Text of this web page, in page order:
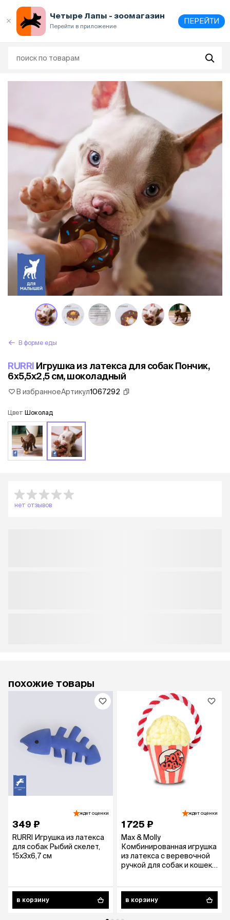
Четыре Лапы - зоомагазин
Перейти в приложение
ПЕРЕЙТИ
В форме еды
RURRI Игрушка из латекса для собак Пончик,
6х5,5х2,5 см, шоколадный
В избранноеАртикул1067292
Цвет Шоколад
нет отзывов
похожие товары
ждет оценки
349 ₽
RURRI Игрушка из латекса
для собак Рыбий скелет,
15х3х6,7 см
в корзину
ждет оценки
1 725 ₽
Max & Molly
Комбинированная игрушка
из латекса с веревочной
ручкой для собак и кошек
в корзину